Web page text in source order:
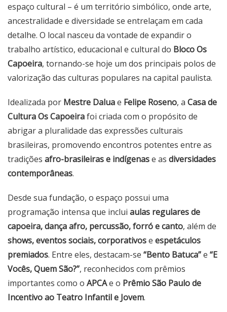
espaço cultural – é um território simbólico, onde arte,
ancestralidade e diversidade se entrelaçam em cada
detalhe. O local nasceu da vontade de expandir o
trabalho artístico, educacional e cultural do Bloco Os
Capoeira, tornando-se hoje um dos principais polos de
valorização das culturas populares na capital paulista.
Idealizada por Mestre Daluae Felipe Roseno, a Casa de
Cultura Os Capoeirafoi criada com o propósito de
abrigar a pluralidade das expressões culturais
brasileiras, promovendo encontros potentes entre as
tradições afro-brasileiras e indígenase as diversidades
contemporâneas.
Desde sua fundação, o espaço possui uma
programação intensa que inclui aulas regulares de
capoeira, dança afro, percussão, forró e canto, além de
shows, eventos sociais, corporativose espetáculos
premiados. Entre eles, destacam-se “Bento Batuca”e “E
Vocês, Quem São?”, reconhecidos com prêmios
importantes como o APCAe o Prêmio São Paulo de
Incentivo ao Teatro Infantil e Jovem.